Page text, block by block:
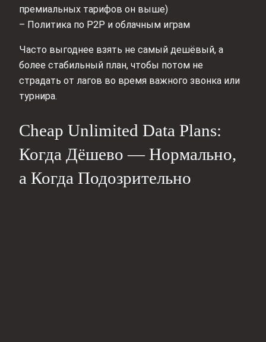
премиальных тарифов он выше)
– Политика по P2P и облачным играм
Часто выгоднее взять не самый дешёвый, а
более стабильный план, чтобы потом не
страдать от лагов во время важного звонка или
турнира.
Cheap Unlimited Data Plans:
Когда Дёшево — Нормально,
а Когда Подозрительно